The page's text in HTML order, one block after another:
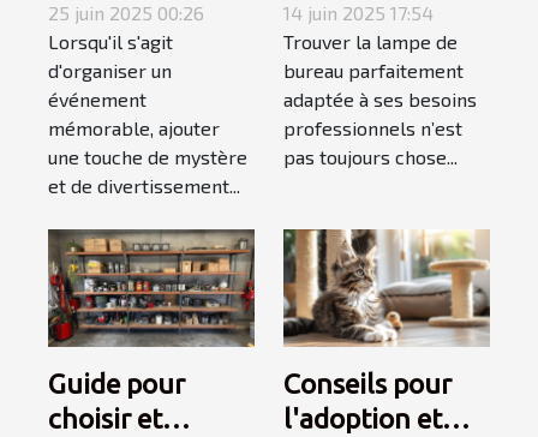
meilleur
magicien
mentaliste pour
votre
événement
25 juin 2025 00:26
Lorsqu'il s'agit
d'organiser un
événement
mémorable, ajouter
une touche de mystère
et de divertissement...
lampe de
bureau adaptée
à votre style de
travail
14 juin 2025 17:54
Trouver la lampe de
bureau parfaitement
adaptée à ses besoins
professionnels n’est
pas toujours chose...
Guide pour
choisir et
Conseils pour
l'adoption et